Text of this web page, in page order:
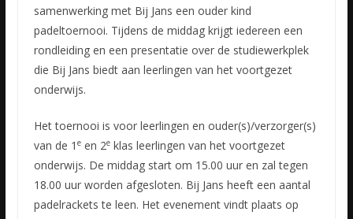
samenwerking met Bij Jans een ouder kind
padeltoernooi. Tijdens de middag krijgt iedereen een
rondleiding en een presentatie over de studiewerkplek
die Bij Jans biedt aan leerlingen van het voortgezet
onderwijs.
Het toernooi is voor leerlingen en ouder(s)/verzorger(s)
van de 1 een 2eklas leerlingen van het voortgezet
onderwijs. De middag start om 15.00 uur en zal tegen
18.00 uur worden afgesloten. Bij Jans heeft een aantal
padelrackets te leen. Het evenement vindt plaats op